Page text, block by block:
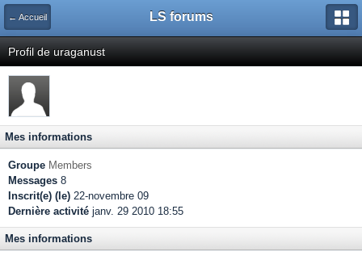
← Accueil LS forums
Profil de uraganust
Mes informations
Groupe Members
Messages 8
Inscrit(e) (le) 22-novembre 09
Dernière activité janv. 29 2010 18:55
Mes informations